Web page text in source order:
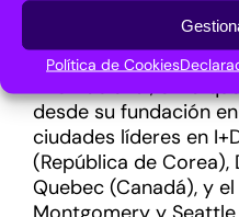
Política de Cookies
diferentes
Innopolis Network
internacional, en la
desde su fundación
ciudades líderes en
(República de
Quebec (Canadá), y